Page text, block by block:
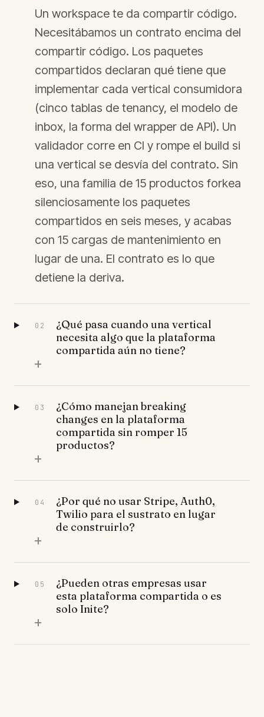
Un workspace te da compartir código.
Necesitábamos un contrato encima del
compartir código. Los paquetes
compartidos declaran qué tiene que
implementar cada vertical consumidora
(cinco tablas de tenancy, el modelo de
inbox, la forma del wrapper de API). Un
validador corre en CI y rompe el build si
una vertical se desvía del contrato. Sin
eso, una familia de 15 productos forkea
silenciosamente los paquetes
compartidos en seis meses, y acabas
con 15 cargas de mantenimiento en
lugar de una. El contrato es lo que
detiene la deriva.
02
¿Qué pasa cuando una vertical
necesita algo que la plataforma
compartida aún no tiene?
+
03
¿Cómo manejan breaking
changes en la plataforma
compartida sin romper 15
productos?
+
04
¿Por qué no usar Stripe, Auth0,
Twilio para el sustrato en lugar
de construirlo?
+
05
¿Pueden otras empresas usar
esta plataforma compartida o es
solo Inite?
+